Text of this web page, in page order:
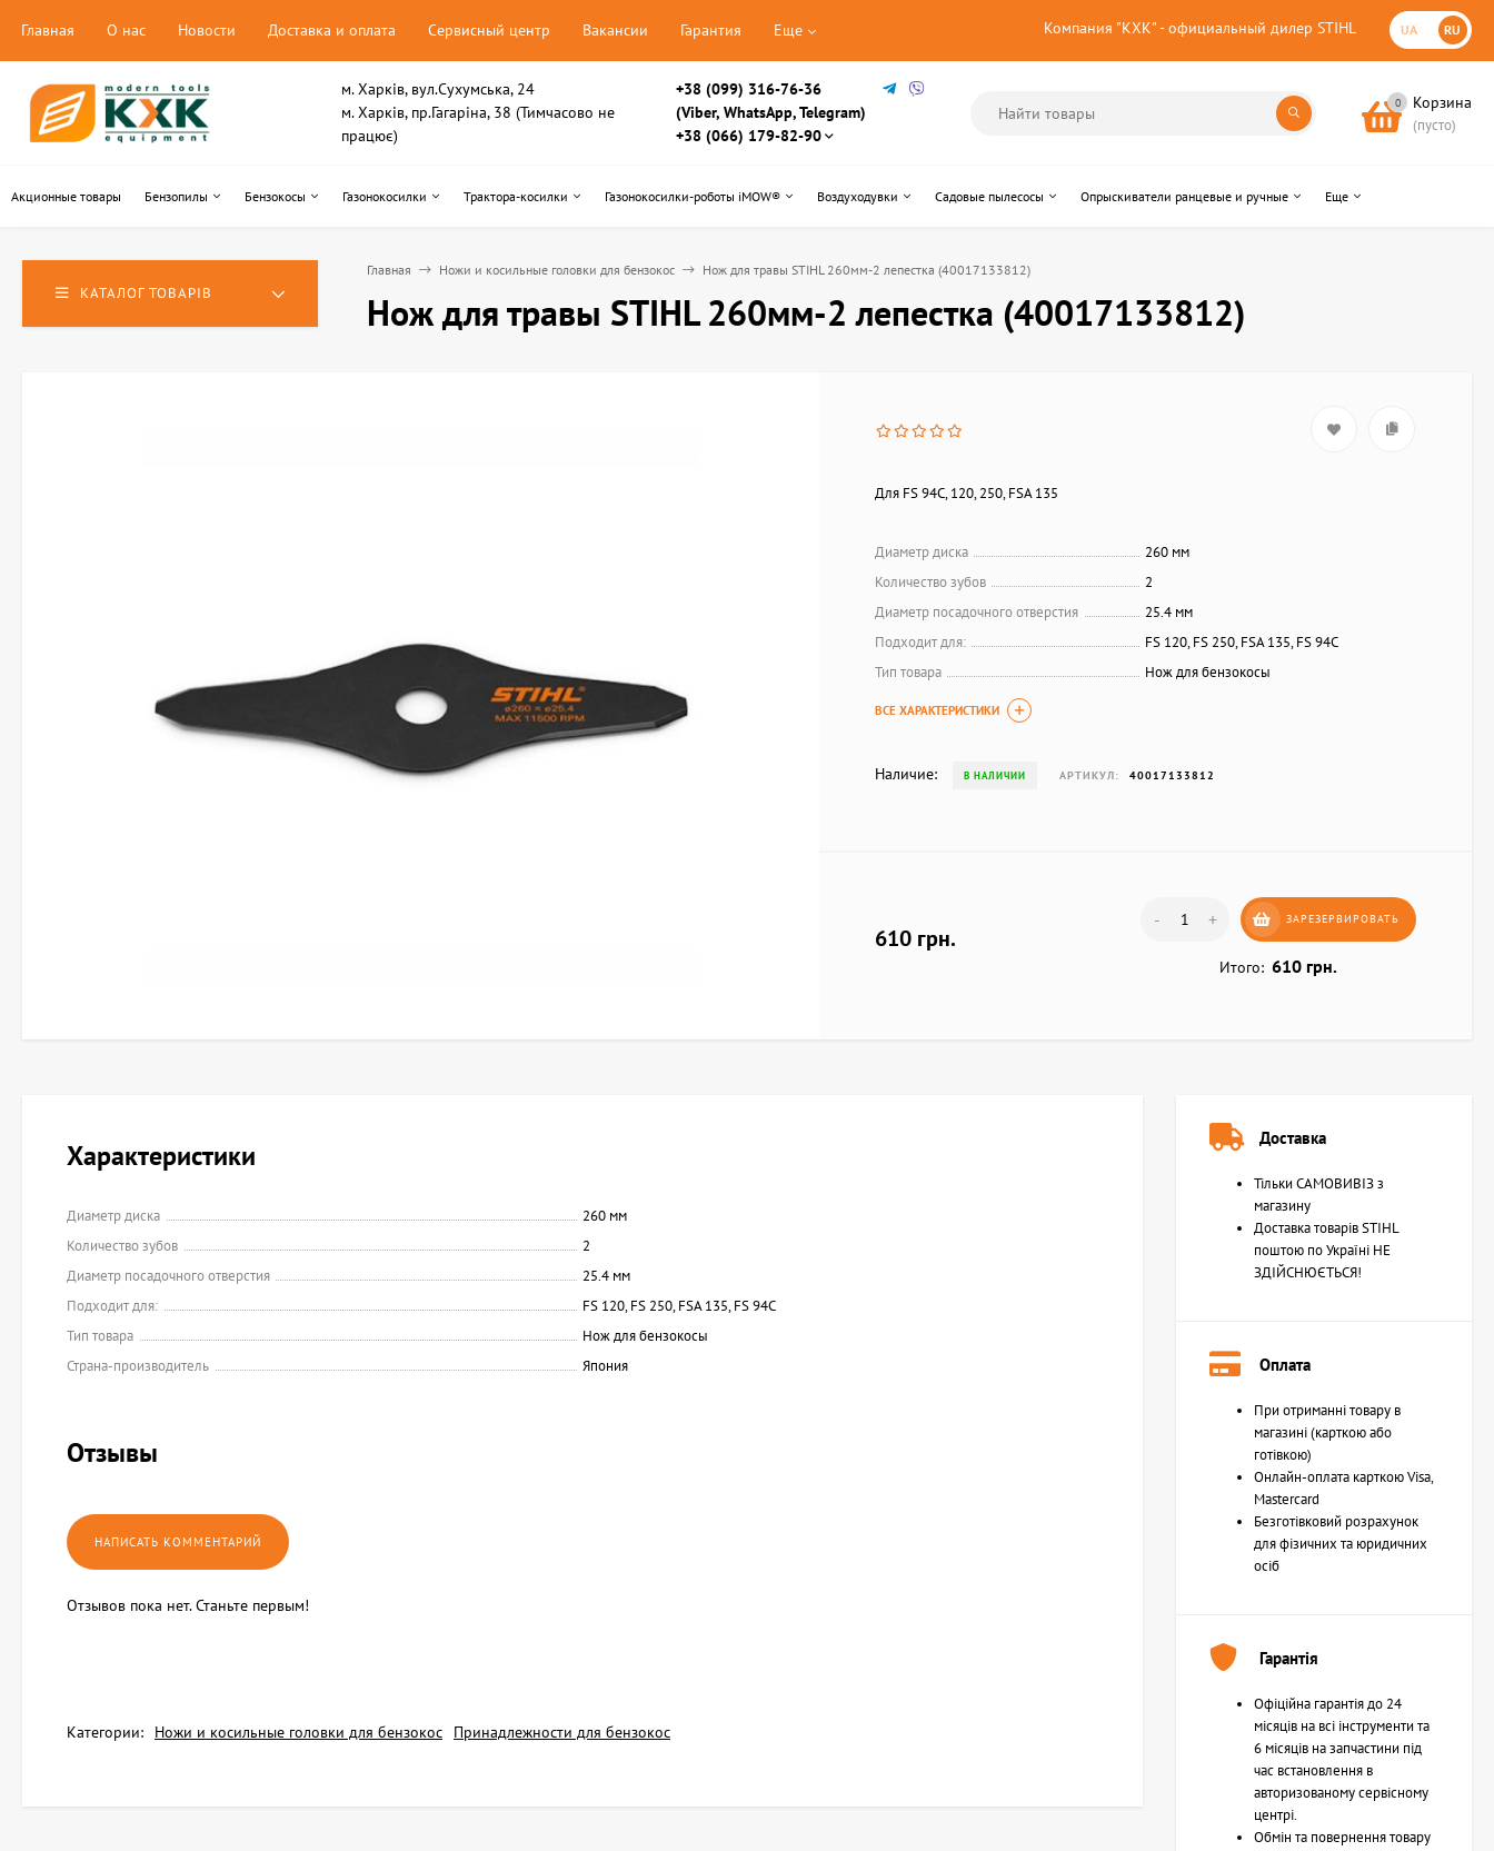
Компания "КХК" - официальный дилер STIHL UA RU
Главная О нас Новости Доставка и оплата Сервисный центр Вакансии Гарантия Еще
м. Харків, вул.Сухумська, 24
м. Харків, пр.Гагаріна, 38 (Тимчасово не
працює)
+38 (099) 316-76-36
(Viber, WhatsApp, Telegram)
+38 (066) 179-82-90
0 Корзина
(пусто)
Акционные товары Бензопилы Бензокосы Газонокосилки Трактора-косилки Газонокосилки-роботы iMOW® Воздуходувки Садовые пылесосы Опрыскиватели ранцевые и ручные Еще
КАТАЛОГ ТОВАРІВ
Главная Ножи и косильные головки для бензокос Нож для травы STIHL 260мм-2 лепестка (40017133812)
Нож для травы STIHL 260мм-2 лепестка (40017133812)
Для FS 94C, 120, 250, FSA 135
Диаметр диска
260 мм
Количество зубов
2
Диаметр посадочного отверстия
25.4 мм
Подходит для:
FS 120, FS 250, FSA 135, FS 94С
Тип товара
Нож для бензокосы
ВСЕ ХАРАКТЕРИСТИКИ
Наличие: В НАЛИЧИИ АРТИКУЛ: 40017133812
610 грн.
- + ЗАРЕЗЕРВИРОВАТЬ
Итого: 610 грн.
Характеристики
Диаметр диска
260 мм
Количество зубов
2
Диаметр посадочного отверстия
25.4 мм
Подходит для:
FS 120, FS 250, FSA 135, FS 94С
Тип товара
Нож для бензокосы
Страна-производитель
Япония
Отзывы
Отзывов пока нет. Станьте первым!
Категории: Ножи и косильные головки для бензокос Принадлежности для бензокос
Доставка
Тільки САМОВИВІЗ з
магазину
Доставка товарів STIHL
поштою по Україні НЕ
ЗДІЙСНЮЄТЬСЯ!
Оплата
При отриманні товару в
магазині (карткою або
готівкою)
Онлайн-оплата карткою Visa,
Mastercard
Безготівковий розрахунок
для фізичних та юридичних
осіб
Гарантія
Офіційна гарантія до 24
місяців на всі інструменти та
6 місяців на запчастини під
час встановлення в
авторизованому сервісному
центрі.
Обмін та повернення товару